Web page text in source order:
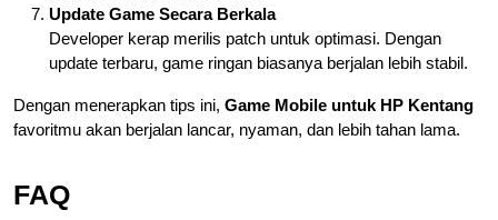
Update Game Secara Berkala
Developer kerap merilis patch untuk optimasi. Dengan
update terbaru, game ringan biasanya berjalan lebih stabil.
Dengan menerapkan tips ini, Game Mobile untuk HP Kentang
favoritmu akan berjalan lancar, nyaman, dan lebih tahan lama.
FAQ